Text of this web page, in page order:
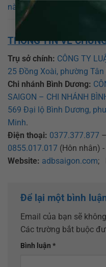
nào?
THÔNG TIN VỀ
Trụ sở chính: CÔNG TY
25 Đồng Xoài, phường
Chi nhánh Bình Dương:
SAIGON – CHI NHÁNH
569 Đại lộ Bình Dương,
Minh.
Điện thoại: 0377.377.877 –
0855.017.017 (Hôn nhân) -
Website: adbsaigon.com;
Để lại một bình
Email của bạn sẽ
Các trường bắt buộc
Bình luận *